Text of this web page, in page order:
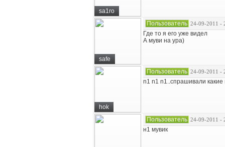
sa1ro
safe
Пользователь 24-09-2011 -
Где то я его уже видел
А муви на ура)
hok
Пользователь 24-09-2011 -
n1 n1 n1..спрашивали какие
Пользователь 24-09-2011 -
н1 мувик